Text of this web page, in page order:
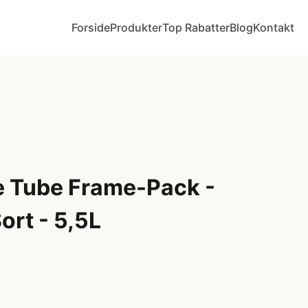
ForsideProdukterTop RabatterBlogKontakt
Tube Frame-Pack -
- 5,5L